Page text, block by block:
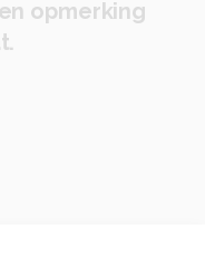
opmerking